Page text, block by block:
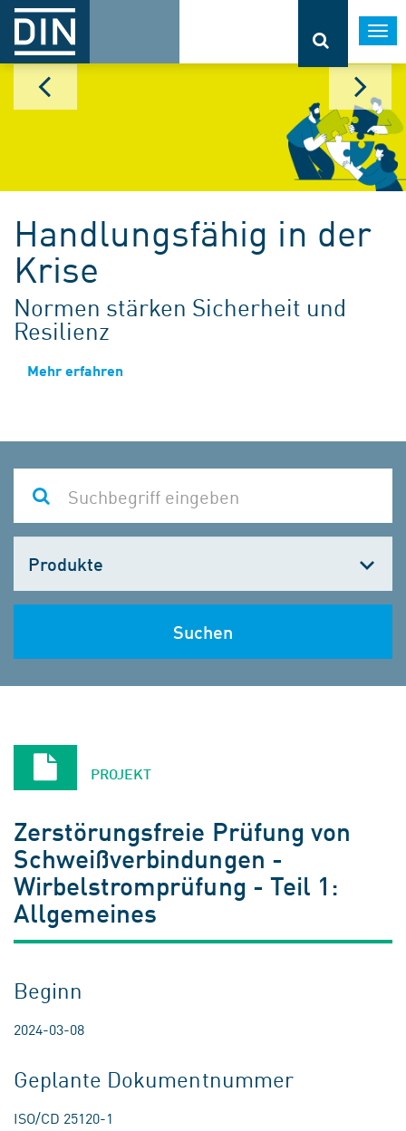
Handlungsfähig in der
Krise
Normen stärken Sicherheit und
Resilienz
Mehr erfahren
wählen
Suchen
PROJEKT
Zerstörungsfreie Prüfung von
Schweißverbindungen -
Wirbelstromprüfung - Teil 1:
Allgemeines
Beginn
2024-03-08
Geplante Dokumentnummer
ISO/CD 25120-1